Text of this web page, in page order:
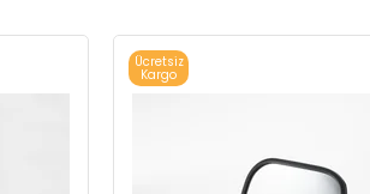
Ücretsiz
Kargo